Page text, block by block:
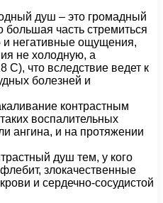
душ – это громадный
большая часть стремиться
и негативные ощущения,
не холодную, а
С), что вследствие ведет к
болезней и
контрастным
воспалительных
ангина, и на протяжении
душ тем, у кого
злокачественные
и сердечно-сосудистой